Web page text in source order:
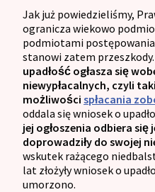
Jak już powiedzieliśmy,
ogranicza wiekowo
podmiotami
stanowi zatem
upadłość ogłasza się
niewypłacalnych, czyli
możliwości spłacania
oddala się wniosek o
jej ogłoszenia odbiera
doprowadziły do swojej
wskutek rażącego
lat złożyły wniosek o
umorzono.